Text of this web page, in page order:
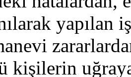
yapılan
kişilerin